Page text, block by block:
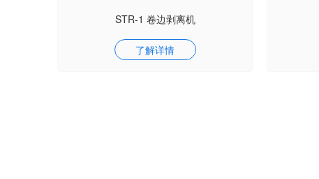
STR-1 卷边剥离机
了解详情